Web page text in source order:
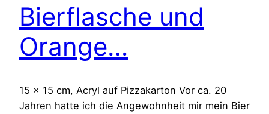
Bierflasche und
Orange…
15 x 15 cm, Acryl auf Pizzakarton Vor ca. 20
Jahren hatte ich die Angewohnheit mir mein Bier